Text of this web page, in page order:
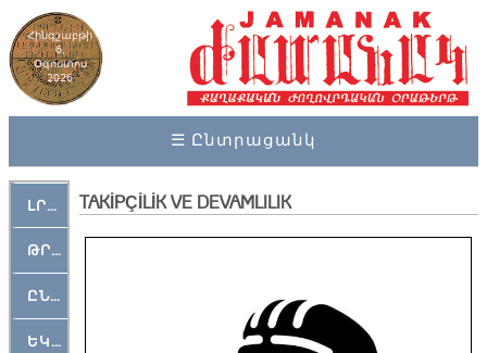
Հինգշաբթի
6,
Օգոստոս
2026
☰ Ընտրացանկ
ԼՐԱՀՈՍ
ԹՐՔԱՀԱՅ ԿԵԱՆՔ
ԸՆԿԵՐԱՄՇԱԿՈՒԹԱՅԻՆ
ԵԿԵՂԵՑԱԿԱՆ
TAKİPÇİLİK VE DEVAMLILIK